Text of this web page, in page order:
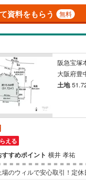
資料をもらう 無料
阪急宝塚
大阪府豊
土地
える
すすめポイント 横井 孝祐
＝＝＝＝＝＝＝＝＝＝＝＝
場のウィルで安心取引！定
兵庫
島根
香川
佐賀
区(9)
)
)
(34 )
市(5)
(33)
(12)
(58)
町(1)
線(0)
阪線(0)
はんな線(0)
野線(0)
線 (0)
妙見線
川線
軌道上町線 ( 0)
の駅が始発駅（0）
イン内見(相談)可（1）
イン対応とは？